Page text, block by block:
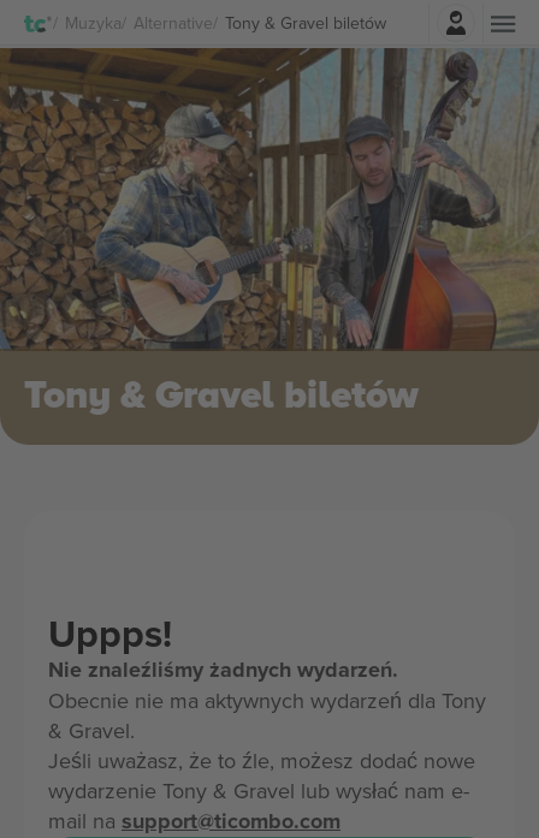
Muzyka Alternative Tony & Gravel biletów
Zaloguj sie
Tony & Gravel biletów
Uppps!
Nie znaleźliśmy żadnych wydarzeń.
Obecnie nie ma aktywnych wydarzeń dla Tony
& Gravel.
Jeśli uważasz, że to źle, możesz dodać nowe
wydarzenie Tony & Gravel lub wysłać nam e-
mail na support@ticombo.com